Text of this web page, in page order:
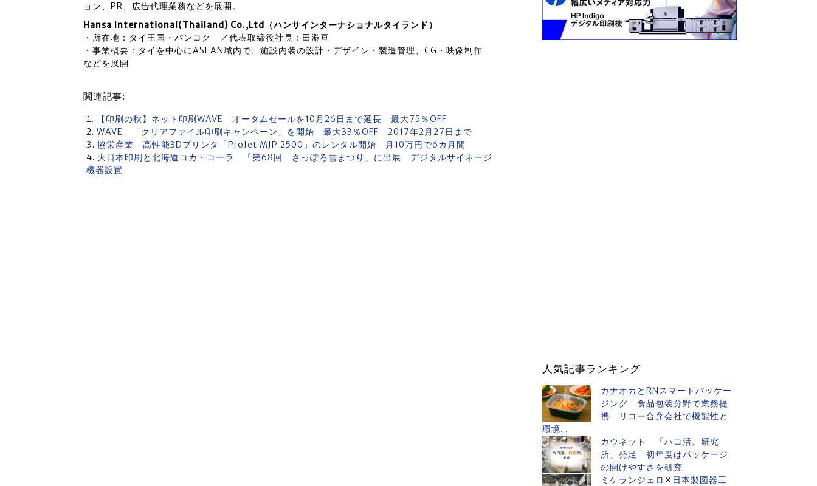
ョン、PR、広告代理業務などを展開。
Hansa International(Thailand) Co.,Ltd（ハンサインターナショナルタイランド）
・所在地：タイ王国・バンコク ／代表取締役社長：田淵亘
・事業概要：タイを中心にASEAN域内で、施設内装の設計・デザイン・製造管理、CG・映像制作
などを展開
関連記事:
【印刷の秋】ネット印刷WAVE オータムセールを10月26日まで延長 最大75％OFF
WAVE 「クリアファイル印刷キャンペーン」を開始 最大33％OFF 2017年2月27日まで
協栄産業 高性能3Dプリンタ「ProJet MJP 2500」のレンタル開始 月10万円で6カ月間
大日本印刷と北海道コカ・コーラ 「第68回 さっぽろ雪まつり」に出展 デジタルサイネージ
機器設置
人気記事ランキング
カナオカとRNスマートパッケー
ジング 食品包装分野で業務提
携 リコー合弁会社で機能性と
環境...
カウネット 「ハコ活。研究
所」発足 初年度はパッケージ
の開けやすさを研究
ミケランジェロ✕日本製図器工